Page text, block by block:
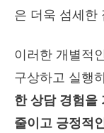
은 더욱 섬세한
이러한 개별적
구상하고 실행
한 상담 경험을
줄이고 긍정적